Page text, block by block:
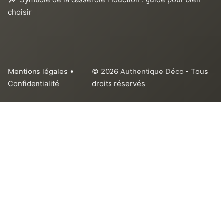
choisir
Mentions légales •
Confidentialité
© 2026Authentique Déco - Tous
droits réservés